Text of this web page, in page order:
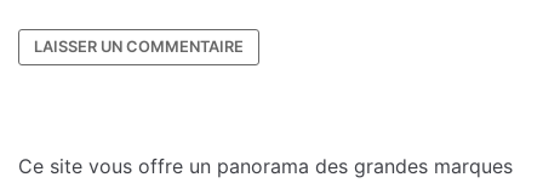
Ce site vous offre un panorama des grandes marques